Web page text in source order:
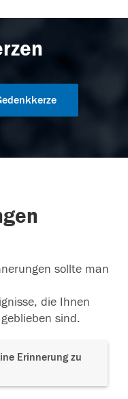
sollte man
die Ihnen
sind.
Erinnerung zu